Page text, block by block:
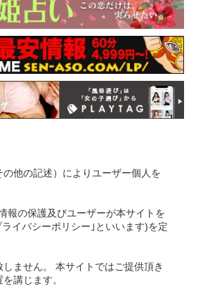
他の記述）によりユーザー個人を
報の保護及びユーザーが本サイトを
イバシーポリシー｣といいます)を定
ません。 本サイトではご提供頂き
講じます。